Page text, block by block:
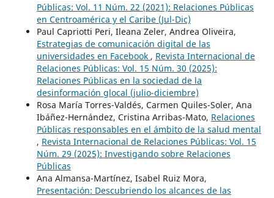
Públicas: Vol. 11 Núm. 22 (2021): Relaciones Públicas
en Centroamérica y el Caribe (Jul-Dic)
Paul Capriotti Peri, Ileana Zeler, Andrea Oliveira,
Estrategias de comunicación digital de las
universidades en Facebook , Revista Internacional de
Relaciones Públicas: Vol. 15 Núm. 30 (2025):
Relaciones Públicas en la sociedad de la
desinformación glocal (julio-diciembre)
Rosa María Torres-Valdés, Carmen Quiles-Soler, Ana
Ibáñez-Hernández, Cristina Arribas-Mato, Relaciones
Públicas responsables en el ámbito de la salud mental
, Revista Internacional de Relaciones Públicas: Vol. 15
Núm. 29 (2025): Investigando sobre Relaciones
Públicas
Ana Almansa-Martínez, Isabel Ruiz Mora,
Presentación: Descubriendo los alcances de las